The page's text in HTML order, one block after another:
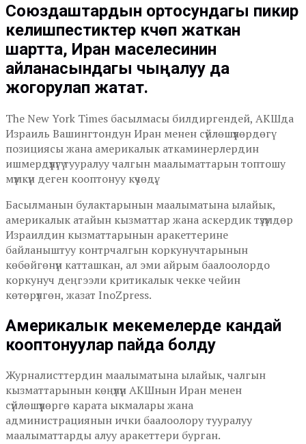
Союздаштардын ортосундагы пикир
келишпестиктер күчөп жаткан
шартта, Иран маселесинин
айланасындагы чыңалуу да
жогорулап жатат.
The New York Times басылмасы билдиргендей, АКШда
Израиль Вашингтондун Иран менен сүйлөшүүлөрдөгү
позициясы жана америкалык аткаминерлердин
ишмердүүлүгү тууралуу чалгын маалыматтарын топтошу
мүмкүн деген кооптонуу күчөдү.
Басылманын булактарынын маалыматына ылайык,
америкалык атайын кызматтар жана аскердик түзүмдөр
Израилдин кызматтарынын аракеттерине
байланыштуу контрчалгын коркунучтарынын
көбөйгөнүн катташкан, ал эми айрым баалоолордо
коркунуч деңгээли критикалык чекке чейин
көтөрүлгөн, жазат InoZpress.
Америкалык мекемелерде кандай
кооптонуулар пайда болду
Журналисттердин маалыматына ылайык, чалгын
кызматтарынын көңүлүн АКШнын Иран менен
сүйлөшүүлөргө карата ыкмалары жана
администрациянын ички баалоолору тууралуу
маалыматтарды алуу аракеттери бурган.